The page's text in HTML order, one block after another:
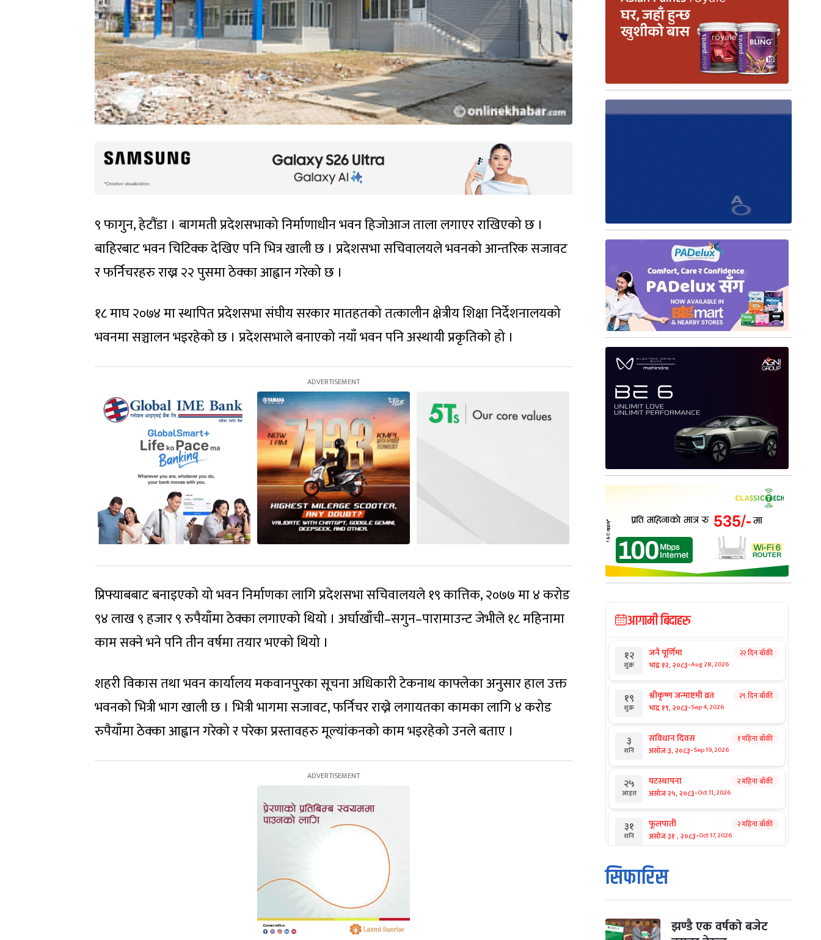
९ फागुन, हेटौंडा । बागमती प्रदेशसभाको निर्माणाधीन भवन हिजोआज ताला लगाएर राखिएको छ ।
बाहिरबाट भवन चिटिक्क देखिए पनि भित्र खाली छ । प्रदेशसभा सचिवालयले भवनको आन्तरिक सजावट
र फर्निचरहरु राख्न २२ पुसमा ठेक्का आह्वान गरेको छ ।
१८ माघ २०७४ मा स्थापित प्रदेशसभा संघीय सरकार मातहतको तत्कालीन क्षेत्रीय शिक्षा निर्देशनालयको
भवनमा सञ्चालन भइरहेको छ । प्रदेशसभाले बनाएको नयाँ भवन पनि अस्थायी प्रकृतिको हो ।
प्रिफ्याबबाट बनाइएको यो भवन निर्माणका लागि प्रदेशसभा सचिवालयले १९ कात्तिक, २०७७ मा ४ करोड
९४ लाख ९ हजार ९ रुपैयाँमा ठेक्का लगाएको थियो । अर्घाखाँची–सगुन–पारामाउन्ट जेभीले १८ महिनामा
काम सक्ने भने पनि तीन वर्षमा तयार भएको थियो ।
शहरी विकास तथा भवन कार्यालय मकवानपुरका सूचना अधिकारी टेकनाथ काफ्लेका अनुसार हाल उक्त
भवनको भित्री भाग खाली छ । भित्री भागमा सजावट, फर्निचर राख्ने लगायतका कामका लागि ४ करोड
रुपैयाँमा ठेक्का आह्वान गरेको र परेका प्रस्तावहरु मूल्यांकनको काम भइरहेको उनले बताए ।
आगामी बिदाहरु
१२
शुक्र
जनै पूर्णिमा
भाद्र १२, २०८३-Aug 28, 2026
२२ दिन बाँकी
१९
शुक्र
श्रीकृष्ण जन्माष्टमी व्रत
भाद्र १९, २०८३-Sep 4, 2026
२९ दिन बाँकी
३
शनि
संविधान दिवस
असोज ३, २०८३-Sep 19, 2026
१ महिना बाँकी
२५
आइत
घटस्थापना
असोज २५, २०८३-Oct 11, 2026
२ महिना बाँकी
३१
शनि
फूलपाती
असोज ३१ , २०८३-Oct 17, 2026
२ महिना बाँकी
१
आइत
कार्तिक सङ्क्रान्ति
कार्तिक १, २०८३
मंगल कार्तिक ३, २०८३ -Oct 20, 2026
सिफारिस
झण्डै एक वर्षको बजेट